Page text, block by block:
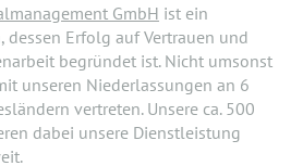
GmbH ist ein
dessen Erfolg auf Vertrauen und
begründet ist. Nicht umsonst
unseren Niederlassungen an 6
vertreten. Unsere ca. 500
dabei unsere Dienstleistung